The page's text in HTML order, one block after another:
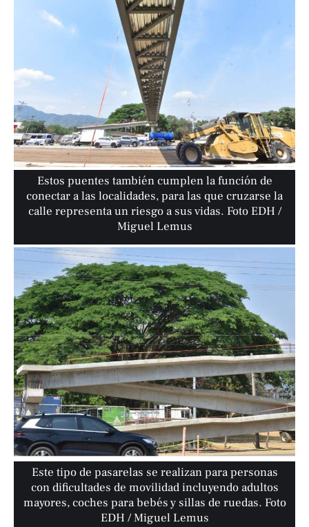
Estos puentes también cumplen la función de
conectar a las localidades, para las que cruzarse la
calle representa un riesgo a sus vidas. Foto EDH /
Miguel Lemus
Este tipo de pasarelas se realizan para personas
con dificultades de movilidad incluyendo adultos
mayores, coches para bebés y sillas de ruedas. Foto
EDH / Miguel Lemus